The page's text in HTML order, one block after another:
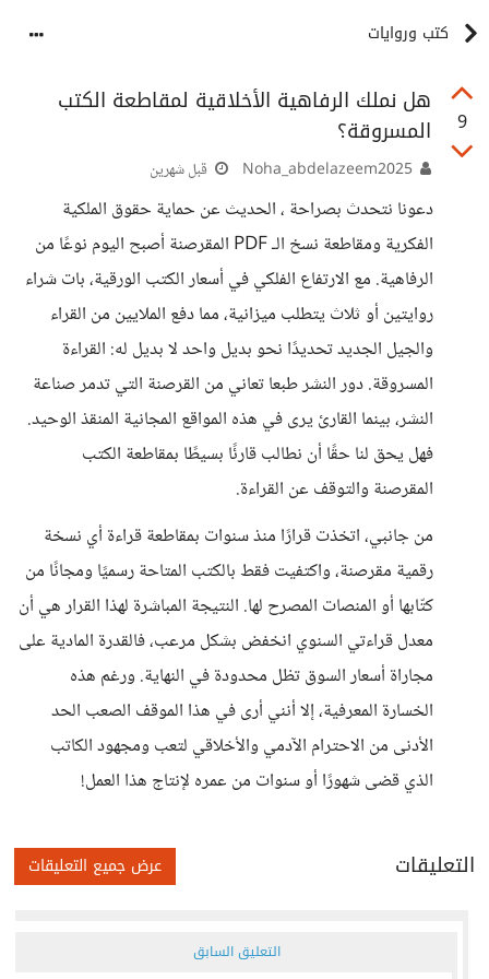
كتب وروايات
9
هل نملك الرفاهية الأخلاقية لمقاطعة الكتب
المسروقة؟
قبل شهرين
دعونا نتحدث بصراحة ، الحديث عن حماية حقوق الملكية
الفكرية ومقاطعة نسخ الـ PDF المقرصنة أصبح اليوم نوعًا من
الرفاهية. مع الارتفاع الفلكي في أسعار الكتب الورقية، بات شراء
روايتين أو ثلاث يتطلب ميزانية، مما دفع الملايين من القراء
والجيل الجديد تحديدًا نحو بديل واحد لا بديل له: القراءة
المسروقة. دور النشر طبعا تعاني من القرصنة التي تدمر صناعة
النشر، بينما القارئ يرى في هذه المواقع المجانية المنقذ الوحيد.
فهل يحق لنا حقًا أن نطالب قارئًا بسيطًا بمقاطعة الكتب
المقرصنة والتوقف عن القراءة.
من جانبي، اتخذت قرارًا منذ سنوات بمقاطعة قراءة أي نسخة
رقمية مقرصنة، واكتفيت فقط بالكتب المتاحة رسميًا ومجانًا من
كتّابها أو المنصات المصرح لها. النتيجة المباشرة لهذا القرار هي أن
معدل قراءتي السنوي انخفض بشكل مرعب، فالقدرة المادية على
مجاراة أسعار السوق تظل محدودة في النهاية. ورغم هذه
الخسارة المعرفية، إلا أنني أرى في هذا الموقف الصعب الحد
الأدنى من الاحترام الآدمي والأخلاقي لتعب ومجهود الكاتب
الذي قضى شهورًا أو سنوات من عمره لإنتاج هذا العمل!
التعليقات عرض جميع التعليقات
التعليق السابق